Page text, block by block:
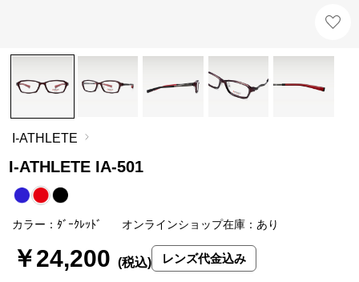
I-ATHLETE
I-ATHLETE IA-501
カラー：ﾀﾞｰｸﾚｯﾄﾞ オンラインショップ在庫：あり
￥24,200 レンズ代金込み